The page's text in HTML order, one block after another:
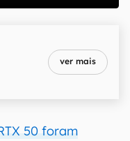
ver mais
50 foram